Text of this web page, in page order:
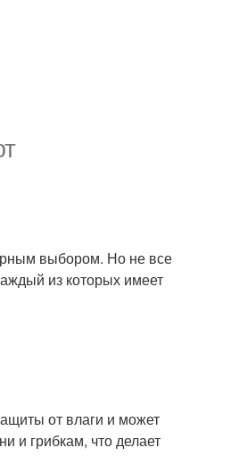
выбором. Но не все
из которых имеет
от влаги и может
и грибкам, что делает